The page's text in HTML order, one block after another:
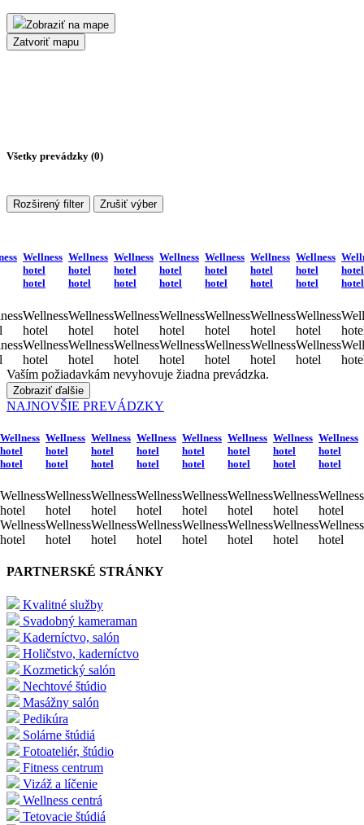
Zobraziť na mape
Zatvoriť mapu
Všetky prevádzky (0)
Rozširený filter Zrušiť výber
Wellness
hotel
hotel
Wellness
hotel
Wellness
hotel
Wellness
hotel
hotel
Wellness
hotel
Wellness
hotel
Wellness
hotel
hotel
Wellness
hotel
Wellness
hotel
Wellness
hotel
hotel
Wellness
hotel
Wellness
hotel
Wellness
hotel
hotel
Wellness
hotel
Wellness
hotel
Wellness
hotel
hotel
Wellness
hotel
Wellness
hotel
Wellness
hotel
hotel
Wellness
hotel
Wellness
hotel
hotel
hotel
Vaším požiadavkám nevyhovuje žiadna prevádzka.
Zobraziť ďalšie
NAJNOVŠIE PREVÁDZKY
Wellness
hotel
hotel
Wellness
hotel
Wellness
hotel
Wellness
hotel
hotel
Wellness
hotel
Wellness
hotel
Wellness
hotel
hotel
Wellness
hotel
Wellness
hotel
Wellness
hotel
hotel
Wellness
hotel
Wellness
hotel
Wellness
hotel
hotel
Wellness
hotel
Wellness
hotel
Wellness
hotel
hotel
Wellness
hotel
Wellness
hotel
Wellness
hotel
hotel
Wellness
hotel
Wellness
hotel
Wellness
hotel
hotel
Wellness
hotel
Wellness
hotel
PARTNERSKÉ STRÁNKY
Kvalitné služby
Svadobný kameraman
Kaderníctvo, salón
Holičstvo, kaderníctvo
Kozmetický salón
Nechtové štúdio
Masážny salón
Pedikúra
Solárne štúdiá
Fotoateliér, štúdio
Fitness centrum
Vizáž a líčenie
Wellness centrá
Tetovacie štúdiá